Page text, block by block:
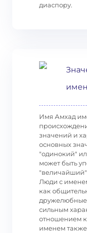
диаспору.
Имя Амхад
значений и
основных
"одинокий"
может быть
Люди с
как
сильным
отношением
именем